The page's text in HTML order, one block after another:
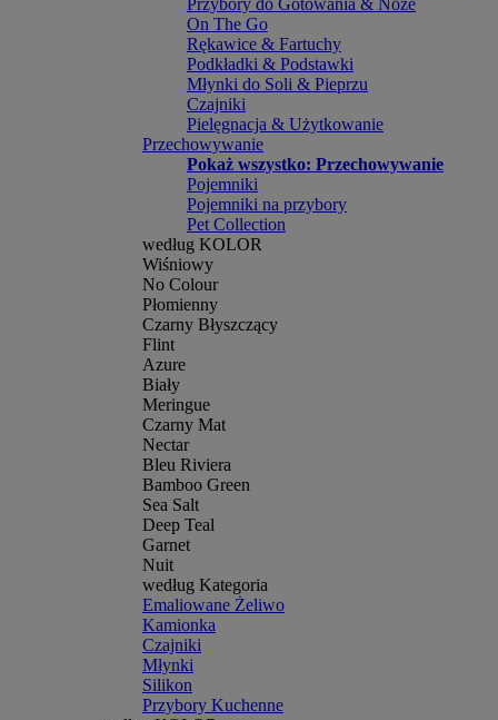
Przybory do Gotowania & Noże
On The Go
Rękawice & Fartuchy
Podkładki & Podstawki
Młynki do Soli & Pieprzu
Czajniki
Pielęgnacja & Użytkowanie
Przechowywanie
Pokaż wszystko: Przechowywanie
Pojemniki
Pojemniki na przybory
Pet Collection
według KOLOR
Wiśniowy
No Colour
Płomienny
Czarny Błyszczący
Flint
Azure
Biały
Meringue
Czarny Mat
Nectar
Bleu Riviera
Bamboo Green
Sea Salt
Deep Teal
Garnet
Nuit
według Kategoria
Emaliowane Żeliwo
Kamionka
Czajniki
Młynki
Silikon
Przybory Kuchenne